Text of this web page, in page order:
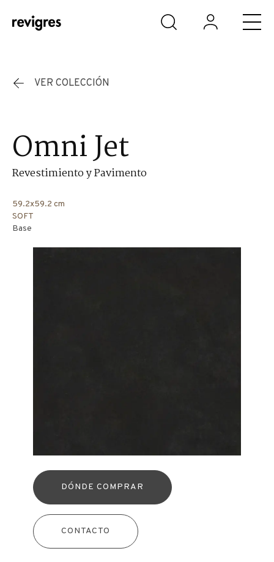
Saltar al contenido principal
VER COLECCIÓN
Omni Jet
Revestimiento y Pavimento
59.2x59.2 cm
SOFT
Base
DÓNDE COMPRAR
CONTACTO